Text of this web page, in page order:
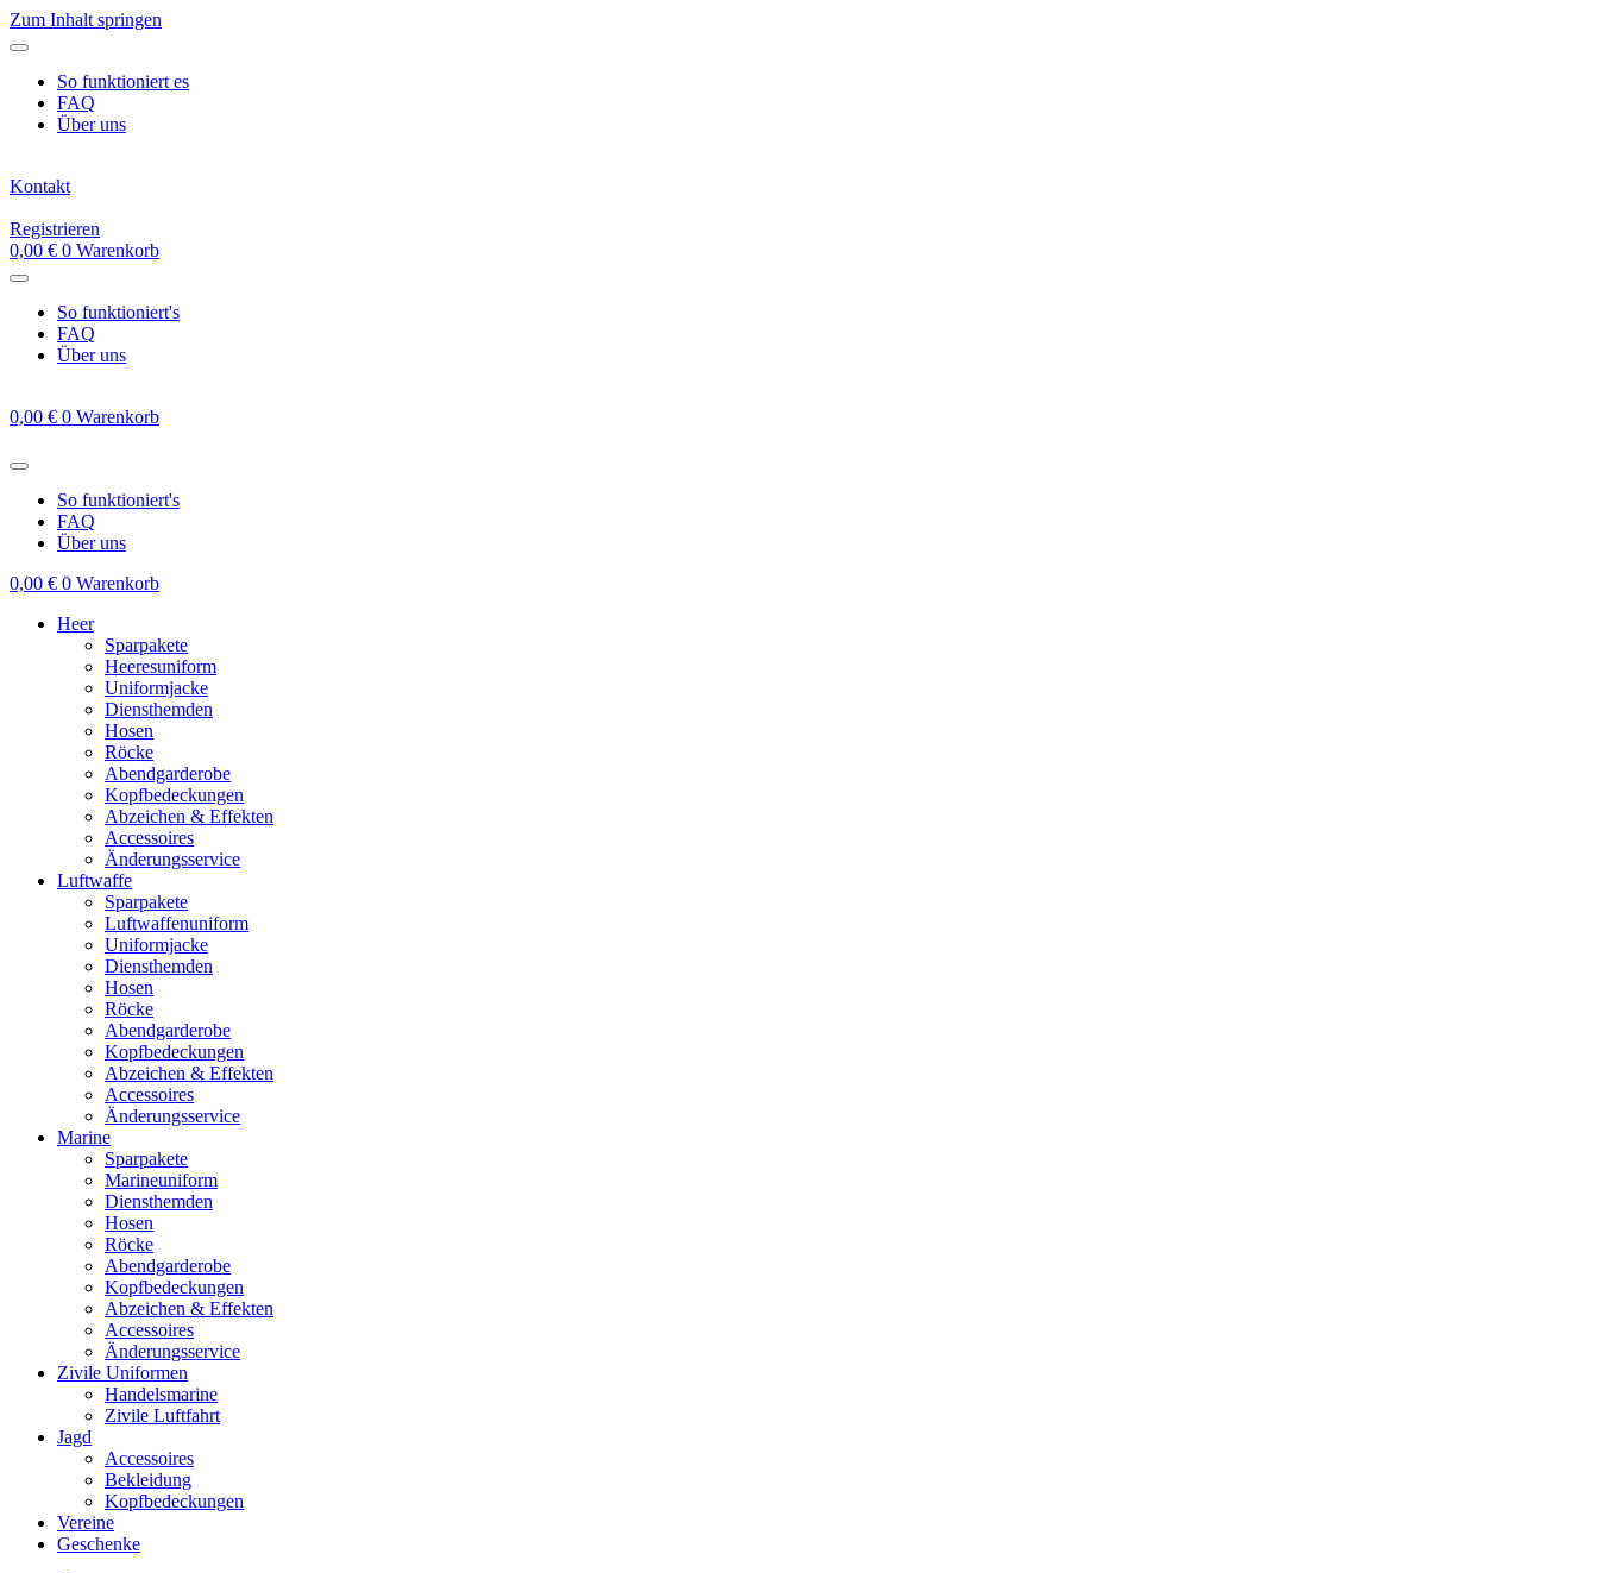
Zum Inhalt springen
So funktioniert es
FAQ
Über uns
Kontakt
Registrieren
0,00 € 0 Warenkorb
So funktioniert's
FAQ
Über uns
0,00 € 0 Warenkorb
So funktioniert's
FAQ
Über uns
0,00 € 0 Warenkorb
Heer
Sparpakete
Heeresuniform
Uniformjacke
Diensthemden
Hosen
Röcke
Abendgarderobe
Kopfbedeckungen
Abzeichen & Effekten
Accessoires
Änderungsservice
Luftwaffe
Sparpakete
Luftwaffenuniform
Uniformjacke
Diensthemden
Hosen
Röcke
Abendgarderobe
Kopfbedeckungen
Abzeichen & Effekten
Accessoires
Änderungsservice
Marine
Sparpakete
Marineuniform
Diensthemden
Hosen
Röcke
Abendgarderobe
Kopfbedeckungen
Abzeichen & Effekten
Accessoires
Änderungsservice
Zivile Uniformen
Handelsmarine
Zivile Luftfahrt
Jagd
Accessoires
Bekleidung
Kopfbedeckungen
Vereine
Geschenke